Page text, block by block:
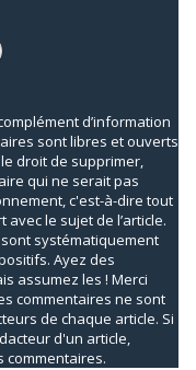
d’information
sont libres et ouverts
droit de supprimer,
qui ne serait pas
c'est-à-dire tout
le sujet de l’article.
systématiquement
Ayez des
assumez les ! Merci
commentaires ne sont
de chaque article. Si
d'un article,
commentaires.